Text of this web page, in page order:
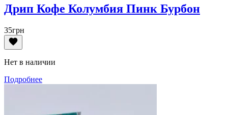
Дрип Кофе Колумбия Пинк Бурбон
35грн
Нет в наличии
Подробнее